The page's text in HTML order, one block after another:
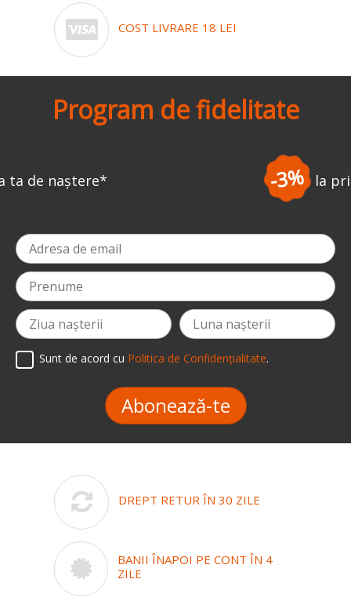
COST LIVRARE 18 LEI
Program de fidelitate
-3% la prima comandă*
Sunt de acord cu Politica de Confidențialitate.
Abonează-te
DREPT RETUR ÎN 30 ZILE
BANII ÎNAPOI PE CONT ÎN 4
ZILE